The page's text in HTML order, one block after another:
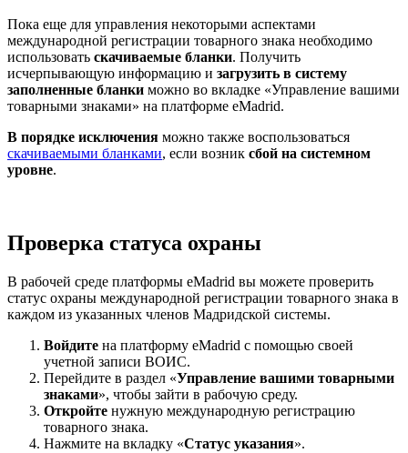
Пока еще для управления некоторыми аспектами
международной регистрации товарного знака необходимо
использовать скачиваемые бланки. Получить
исчерпывающую информацию и загрузить в систему
заполненные бланки можно во вкладке «Управление вашими
товарными знаками» на платформе eMadrid.
В порядке исключения можно также воспользоваться
скачиваемыми бланками, если возник сбой на системном
уровне.
Проверка статуса охраны
В рабочей среде платформы eMadrid вы можете проверить
статус охраны международной регистрации товарного знака в
каждом из указанных членов Мадридской системы.
Войдите на платформу eMadrid с помощью своей
учетной записи ВОИС.
Перейдите в раздел «Управление вашими товарными
знаками», чтобы зайти в рабочую среду.
Откройте нужную международную регистрацию
товарного знака.
Нажмите на вкладку «Статус указания».